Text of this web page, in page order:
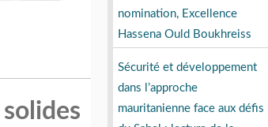
nomination, Excellence
Hassena Ould Boukhreiss
Sécurité et développement
dans l’approche
mauritanienne face aux défis